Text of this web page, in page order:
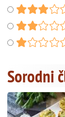
Sorodni